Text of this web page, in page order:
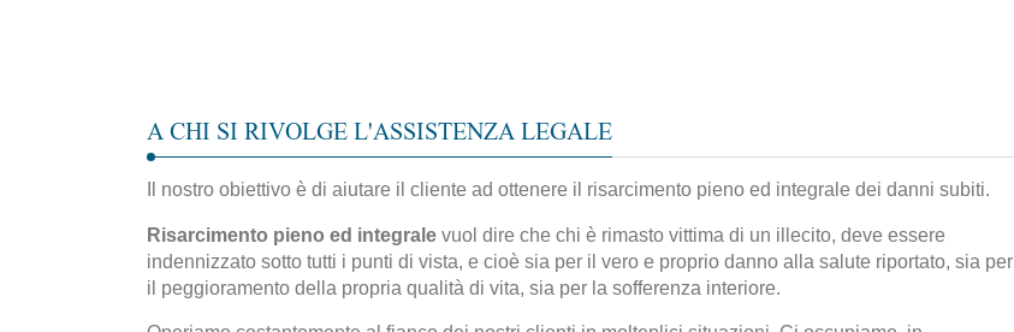
A CHI SI RIVOLGE L'ASSISTENZA LEGALE
Il nostro obiettivo è di aiutare il cliente ad ottenere il risarcimento pieno ed integrale dei danni subiti.
Risarcimento pieno ed integrale vuol dire che chi è rimasto vittima di un illecito, deve essere
indennizzato sotto tutti i punti di vista, e cioè sia per il vero e proprio danno alla salute riportato, sia per
il peggioramento della propria qualità di vita, sia per la sofferenza interiore.